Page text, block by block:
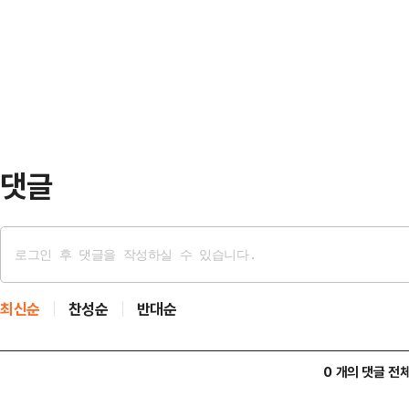
댓글
최신순 찬성순 반대순
0 개의 댓글 전